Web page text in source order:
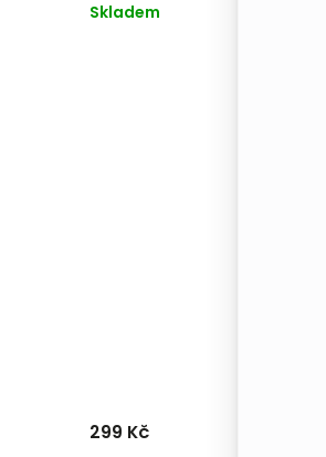
Skladem
299 Kč